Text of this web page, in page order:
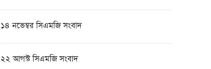
১৪ নভেম্বর সিএমজি সংবাদ
২২ আগস্ট সিএমজি সংবাদ